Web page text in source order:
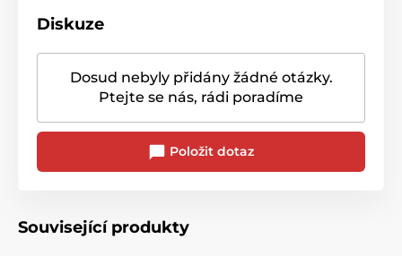
Diskuze
Dosud nebyly přidány žádné otázky.
Ptejte se nás, rádi poradíme
Položit dotaz
Související produkty